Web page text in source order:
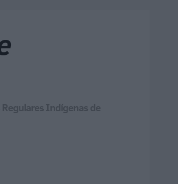
Indígenas de